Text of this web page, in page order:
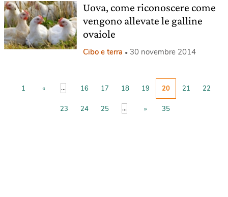
Uova, come riconoscere come
vengono allevate le galline
ovaiole
Cibo e terra 30 novembre 2014
1 « ... 16 17 18 19 20 21 22
23 24 25 ... » 35